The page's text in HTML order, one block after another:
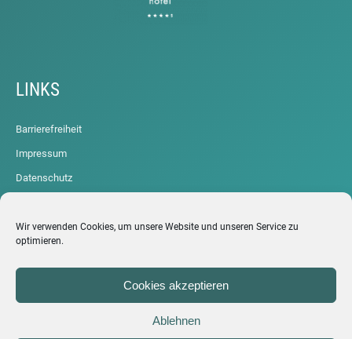
Wir verwenden Cookies, um unsere Website und unseren Service zu
optimieren.
Cookies akzeptieren
Ablehnen
LINKS
Barrierefreiheit
Impressum
Datenschutz
ARCHIV